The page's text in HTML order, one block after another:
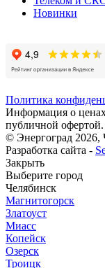
Новинки
Политика
Информация о
публичной офертой.
© Энергоград 2026,
Разработка сайта -
Закрыть
Выберите город
Челябинск
Магнитогорск
Златоуст
Миасс
Копейск
Озерск
Троицк